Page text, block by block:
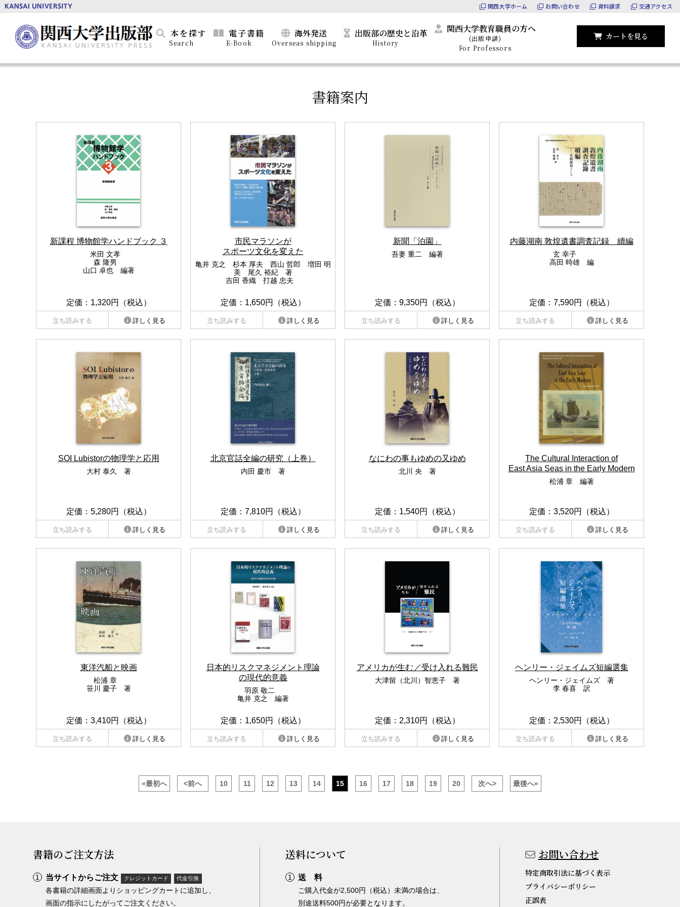
関西大学ホーム お問い合わせ 資料請求 交通アクセス
本を探す
Search
電子書籍
E-Book
海外発送
Overseas shipping
出版部の歴史と沿革
History
関西大学教育職員の方へ
(出版申請)
For Professors
カートを見る
書籍案内
新課程 博物館学ハンドブック ３
米田 文孝
森 隆男
山口 卓也 編著
定価：1,320円（税込）
立ち読みする 詳しく見る
市民マラソンが
スポーツ文化を変えた
亀井 克之 杉本 厚夫 西山 哲郎 増田 明
美 尾久 裕紀 著
吉田 香織 打越 忠夫
定価：1,650円（税込）
立ち読みする 詳しく見る
新聞「泊園」
吾妻 重二 編著
定価：9,350円（税込）
立ち読みする 詳しく見る
内藤湖南 敦煌遺書調査記録 續編
玄 幸子
高田 時雄 編
定価：7,590円（税込）
立ち読みする 詳しく見る
SOI Lubistorの物理学と応用
大村 泰久 著
定価：5,280円（税込）
立ち読みする 詳しく見る
北京官話全編の研究（上巻）
内田 慶市 著
定価：7,810円（税込）
立ち読みする 詳しく見る
なにわの事もゆめの又ゆめ
北川 央 著
定価：1,540円（税込）
立ち読みする 詳しく見る
The Cultural Interaction of
East Asia Seas in the Early Modern
松浦 章 編著
定価：3,520円（税込）
立ち読みする 詳しく見る
東洋汽船と映画
松浦 章
笹川 慶子 著
定価：3,410円（税込）
立ち読みする 詳しく見る
日本的リスクマネジメント理論
の現代的意義
羽原 敬二
亀井 克之 編著
定価：1,650円（税込）
立ち読みする 詳しく見る
アメリカが生む／受け入れる難民
大津留（北川）智恵子 著
定価：2,310円（税込）
立ち読みする 詳しく見る
ヘンリー・ジェイムズ短編選集
ヘンリー・ジェイムズ 著
李 春喜 訳
定価：2,530円（税込）
立ち読みする 詳しく見る
«最初へ <前へ 10 11 12 13 14 15 16 17 18 19 20 次へ> 最後へ»
書籍のご注文方法
当サイトからご注文 クレジットカード 代金引換
各書籍の詳細画面よりショッピングカートに追加し、
画面の指示にしたがってご注文ください。
送料について
送 料
ご購入代金が2,500円（税込）未満の場合は、
別途送料500円が必要となります。
お問い合わせ
特定商取引法に基づく表示
プライバシーポリシー
正誤表